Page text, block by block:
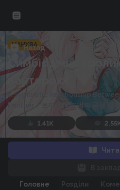
Назад
МАНХВА
Симбіоз між
пантерою
A Symbiotic Relationship
Panther
토끼와 흑표범의 공생 관계
1.41K
Головне Розділи